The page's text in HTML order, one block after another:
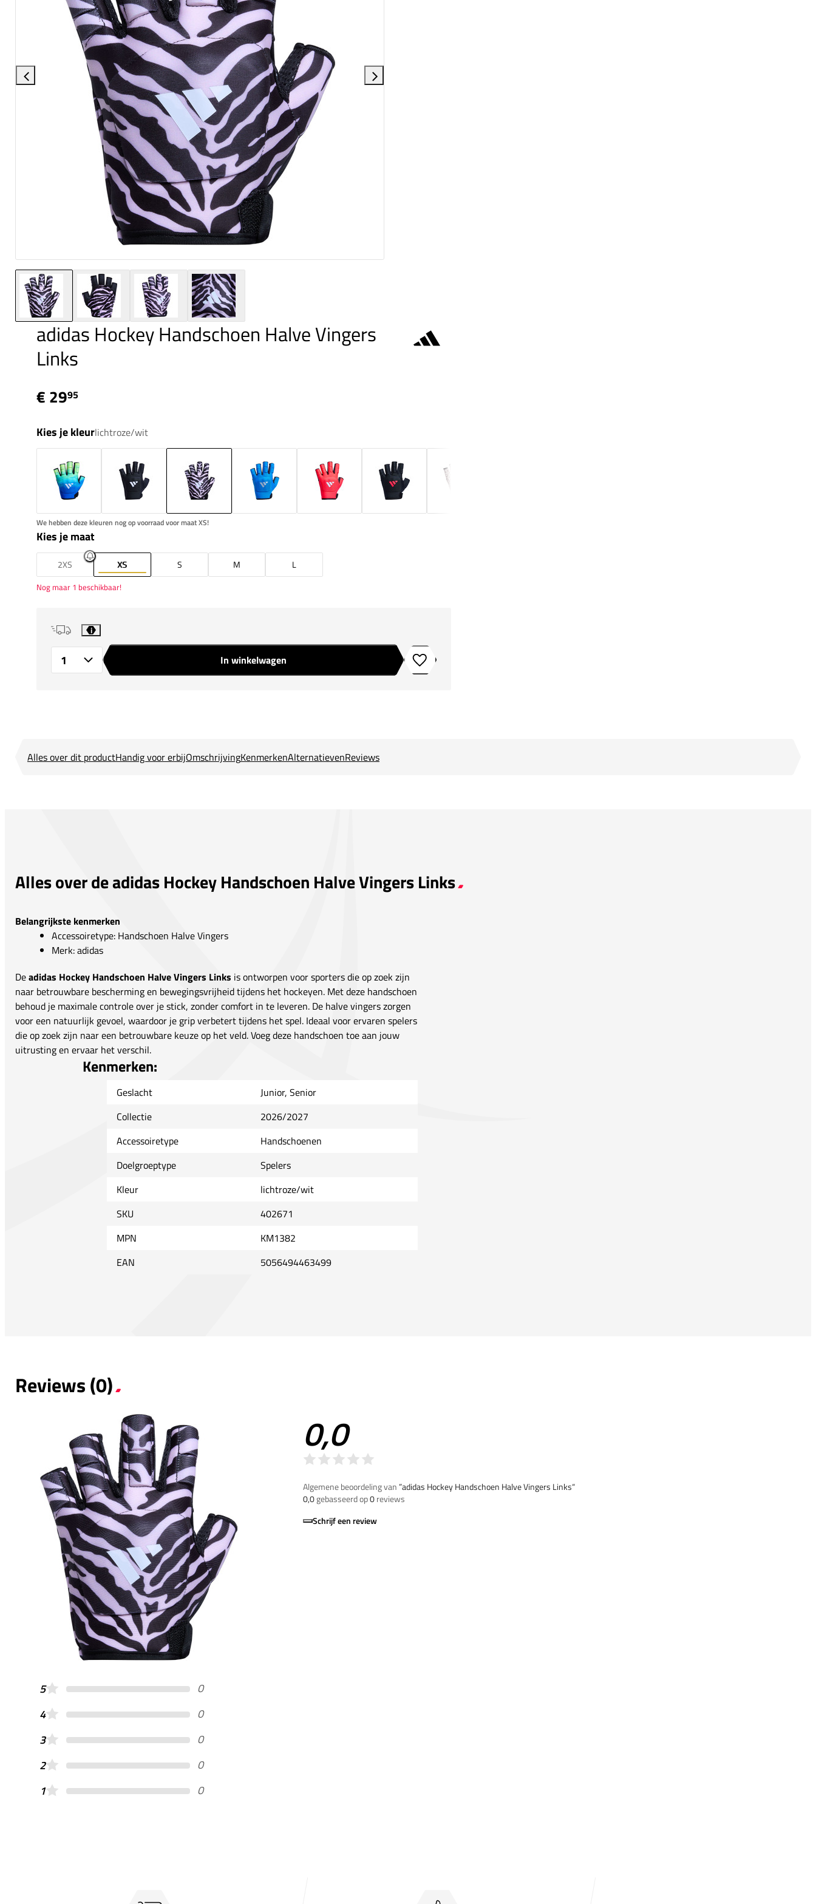
adidas Hockey Handschoen Halve Vingers
Links
€ 2995
Kies je kleurlichtroze/wit
We hebben deze kleuren nog op voorraad voor maat XS!
Kies je maat
2XS XS S M L
Nog maar 1 beschikbaar!
i
In winkelwagen Toevoegen aan verlanglijstje
Alles over dit productHandig voor erbijOmschrijvingKenmerkenAlternatievenReviews
Alles over de adidas Hockey Handschoen Halve Vingers Links
Belangrijkste kenmerken
Accessoiretype: Handschoen Halve Vingers
Merk: adidas
Deadidas Hockey Handschoen Halve Vingers Links is ontworpen voor sporters die op zoek zijn
naar betrouwbare bescherming en bewegingsvrijheid tijdens het hockeyen. Met deze handschoen
behoud je maximale controle over je stick, zonder comfort in te leveren. De halve vingers zorgen
voor een natuurlijk gevoel, waardoor je grip verbetert tijdens het spel. Ideaal voor ervaren spelers
die op zoek zijn naar een betrouwbare keuze op het veld. Voeg deze handschoen toe aan jouw
uitrusting en ervaar het verschil.
Kenmerken:
Geslacht
Junior, Senior
Collectie
2026/2027
Accessoiretype
Handschoenen
Doelgroeptype
Spelers
Kleur
lichtroze/wit
SKU
402671
MPN
KM1382
EAN
5056494463499
Reviews (0)
0,0
Algemene beoordeling van”adidas Hockey Handschoen Halve Vingers Links“
0,0gebasseerd op0reviews
Schrijf een review
5
0
4
0
3
0
2
0
1
0